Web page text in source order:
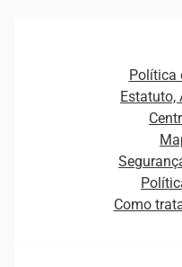
Plataformas e Motores
Curso Gratuito de Saúde
Empreendedorismo
Estudos e Pesquisas
Distribuidores e
Estrutura Organizacional
Sala de Imprensa
Política
Estatuto,
Como